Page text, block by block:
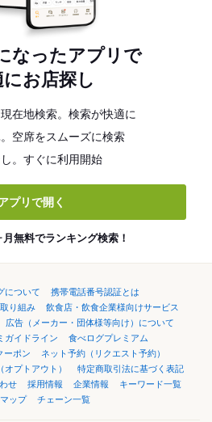
なったアプリで
お店探し
在地検索。検索が快適に
空席をスムーズに検索
。すぐに利用開始
プリで開く
無料でランキング検索！
について
携帯電話番号認証とは
り組み
飲食店・飲食企業様向けサービス
広告（メーカー・団体様等向け）について
ガイドライン
食べログプレミアム
ーポン
ネット予約（リクエスト予約）
オプトアウト）
特定商取引法に基づく表記
せ 採用情報 企業情報
キーワード一覧
ップ
チェーン一覧